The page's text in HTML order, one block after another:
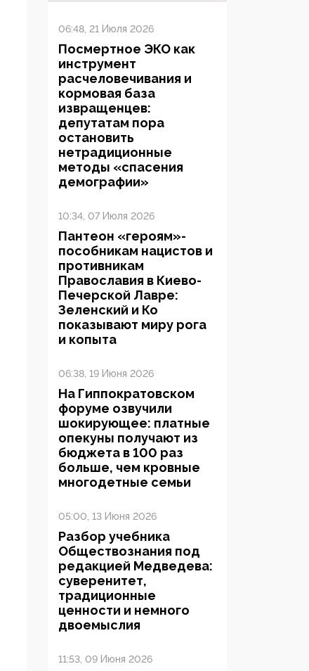
06:48, 21 Июля 2026
Посмертное ЭКО как
инструмент
расчеловечивания и
кормовая база
извращенцев:
депутатам пора
остановить
нетрадиционные
методы «спасения
демографии»
10:34, 07 Июля 2026
Пантеон «героям»-
пособникам нацистов и
противникам
Православия в Киево-
Печерской Лавре:
Зеленский и Ко
показывают миру рога
и копыта
06:38, 19 Июня 2026
На Гиппократовском
форуме озвучили
шокирующее: платные
опекуны получают из
бюджета в 100 раз
больше, чем кровные
многодетные семьи
05:00, 13 Июня 2026
Разбор учебника
Обществознания под
редакцией Медведева:
суверенитет,
традиционные
ценности и немного
двоемыслия
11:53, 09 Июня 2026